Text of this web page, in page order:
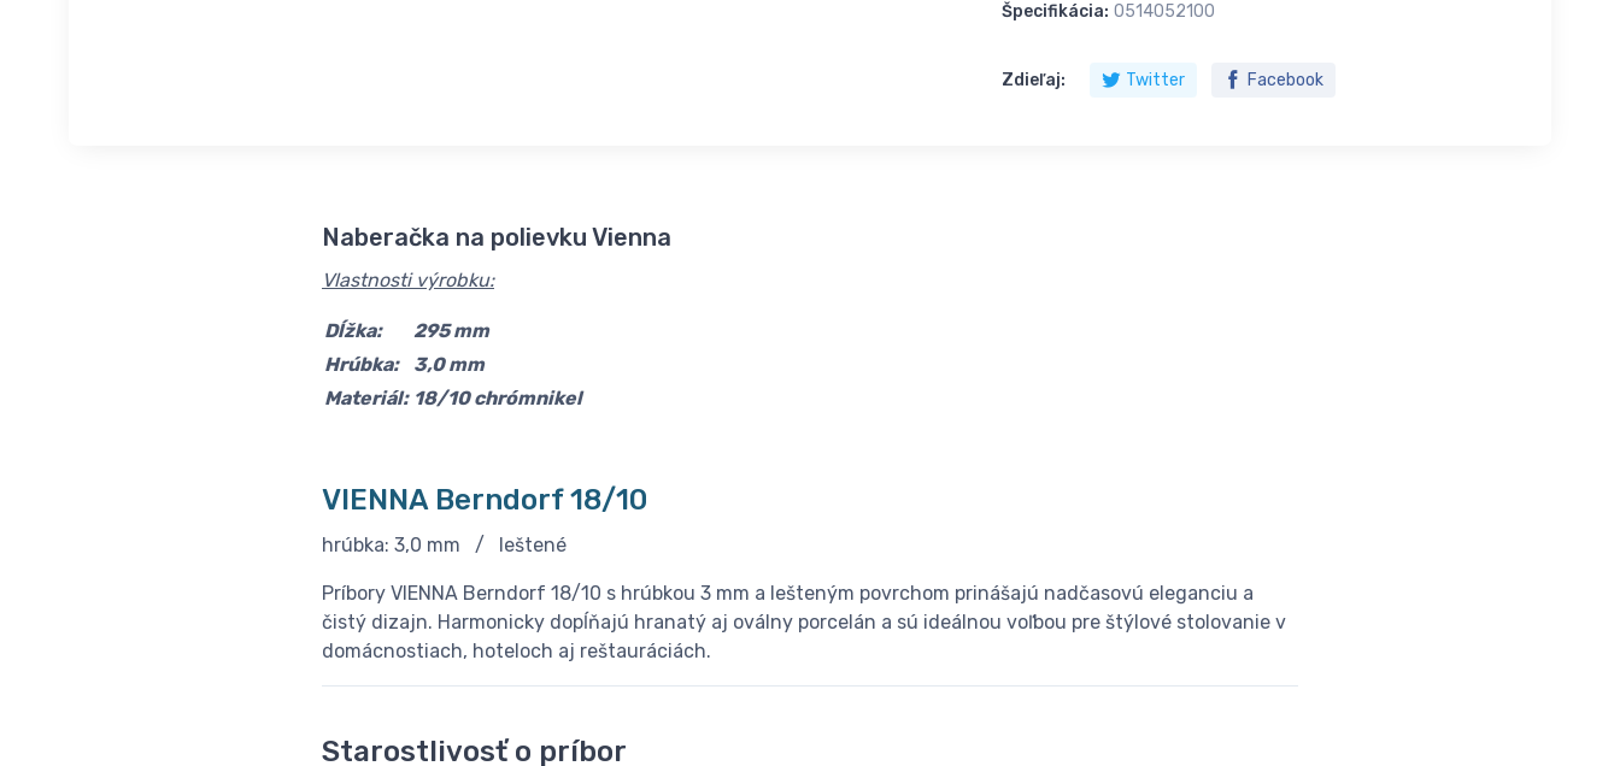
Špecifikácia: 0514052100
Zdieľaj: Twitter Facebook
Naberačka na polievku Vienna
Vlastnosti výrobku:
Dĺžka:
295 mm
Hrúbka:
3,0 mm
Materiál: 18/10 chrómnikel
VIENNA Berndorf 18/10
hrúbka: 3,0 mm / leštené
Príbory VIENNA Berndorf 18/10 s hrúbkou 3 mm a lešteným povrchom prinášajú nadčasovú eleganciu a
čistý dizajn. Harmonicky dopĺňajú hranatý aj oválny porcelán a sú ideálnou voľbou pre štýlové stolovanie v
domácnostiach, hoteloch aj reštauráciách.
Starostlivosť o príbor